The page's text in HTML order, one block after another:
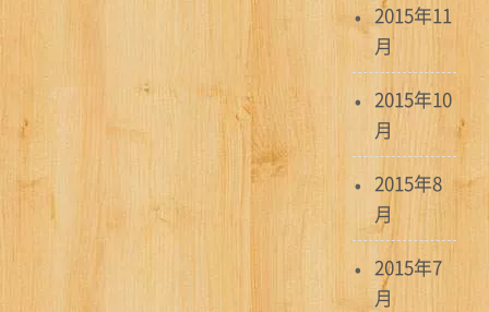
2015年11
月
2015年10
月
2015年8
月
2015年7
月